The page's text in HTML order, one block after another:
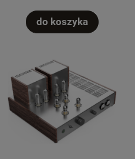
do koszyka